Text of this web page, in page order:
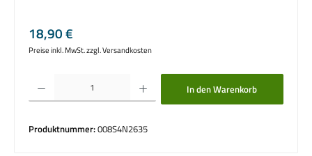
Regulärer Preis:
18,90 €
Preise inkl. MwSt. zzgl. Versandkosten
Produkt Anzahl: Gib den gewünschten Wert ein oder benutze die Schaltflächen um
In den Warenkorb
Produktnummer:008S4N2635